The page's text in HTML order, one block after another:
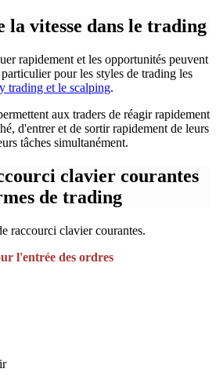
vitesse dans le trading
rapidement et les opportunités peuvent
pour les styles de trading les
trading et le scalping.
aux traders de réagir rapidement
d'entrer et de sortir rapidement de leurs
tâches simultanément.
clavier courantes
de trading
raccourci clavier courantes.
l'entrée des ordres